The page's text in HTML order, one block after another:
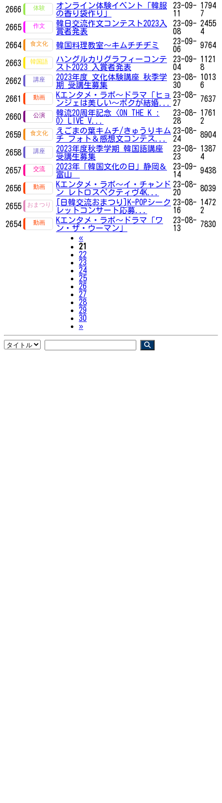
2666
オンライン体験イベント「韓服
の香り袋作り」
23-09-
11
1794
7
2665
韓日交流作文コンテスト2023入
賞者発表
23-09-
08
2455
4
2664
韓国料理教室～キムチチヂミ
23-09-
06
9764
2663
ハングルカリグラフィーコンテ
スト2023 入賞者発表
23-09-
04
1121
8
2662
2023年度 文化体験講座 秋季学
期 受講生募集
23-08-
30
1013
6
2661
Kエンタメ・ラボ～ドラマ「ヒョ
ンジェは美しい～ボクが結婚...
23-08-
27
7637
2660
韓流20周年記念〈ON THE K :
O〉LIVE V...
23-08-
28
1761
2
2659
えごまの葉キムチ/きゅうりキム
チ フォト＆感想文コンテス...
23-08-
24
8904
2658
2023年度秋季学期 韓国語講座
受講生募集
23-08-
23
1387
4
2657
2023年「韓国文化の日」静岡＆
富山
23-09-
14
9438
2656
Kエンタメ・ラボ～イ・チャンド
ン レトロスペクティヴ4K...
23-08-
20
8039
2655
[日韓交流おまつり]K-POPシーク
レットコンサート応募...
23-08-
16
1472
2
2654
Kエンタメ・ラボ～ドラマ「ワ
ン・ザ・ウーマン」
23-08-
13
7830
«Previous
21
22
23
24
25
26
27
28
29
30
»Next